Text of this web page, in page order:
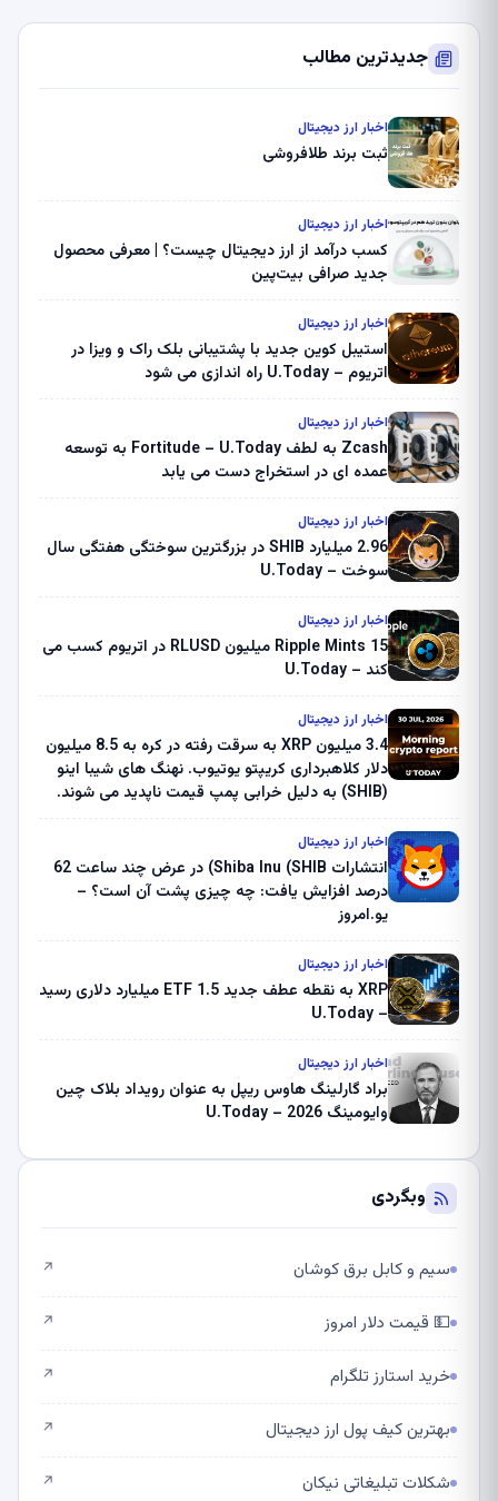
جدیدترین مطالب
اخبار ارز دیجیتال
ثبت برند طلافروشی
اخبار ارز دیجیتال
کسب درآمد از ارز دیجیتال چیست؟ | معرفی محصول
جدید صرافی بیت‌پین
اخبار ارز دیجیتال
استیبل کوین جدید با پشتیبانی بلک راک و ویزا در
اتریوم – U.Today راه اندازی می شود
اخبار ارز دیجیتال
Zcash به لطف Fortitude – U.Today به توسعه
عمده ای در استخراج دست می یابد
اخبار ارز دیجیتال
2.96 میلیارد SHIB در بزرگترین سوختگی هفتگی سال
سوخت – U.Today
اخبار ارز دیجیتال
Ripple Mints 15 میلیون RLUSD در اتریوم کسب می
کند – U.Today
اخبار ارز دیجیتال
3.4 میلیون XRP به سرقت رفته در کره به 8.5 میلیون
دلار کلاهبرداری کریپتو یوتیوب. نهنگ های شیبا اینو
(SHIB) به دلیل خرابی پمپ قیمت ناپدید می شوند.
ثبت کرد – گزارش کریپتو صبح – U.Today
اخبار ارز دیجیتال
انتشارات Shiba Inu (SHIB) در عرض چند ساعت 62
درصد افزایش یافت: چه چیزی پشت آن است؟ –
یو.امروز
اخبار ارز دیجیتال
XRP به نقطه عطف جدید ETF 1.5 میلیارد دلاری رسید
– U.Today
اخبار ارز دیجیتال
براد گارلینگ هاوس ریپل به عنوان رویداد بلاک چین
وایومینگ 2026 – U.Today
وبگردی
سیم و کابل برق کوشان ↗
💵 قیمت دلار امروز ↗
خرید استارز تلگرام ↗
بهترین کیف پول ارز دیجیتال ↗
شکلات تبلیغاتی نیکان ↗